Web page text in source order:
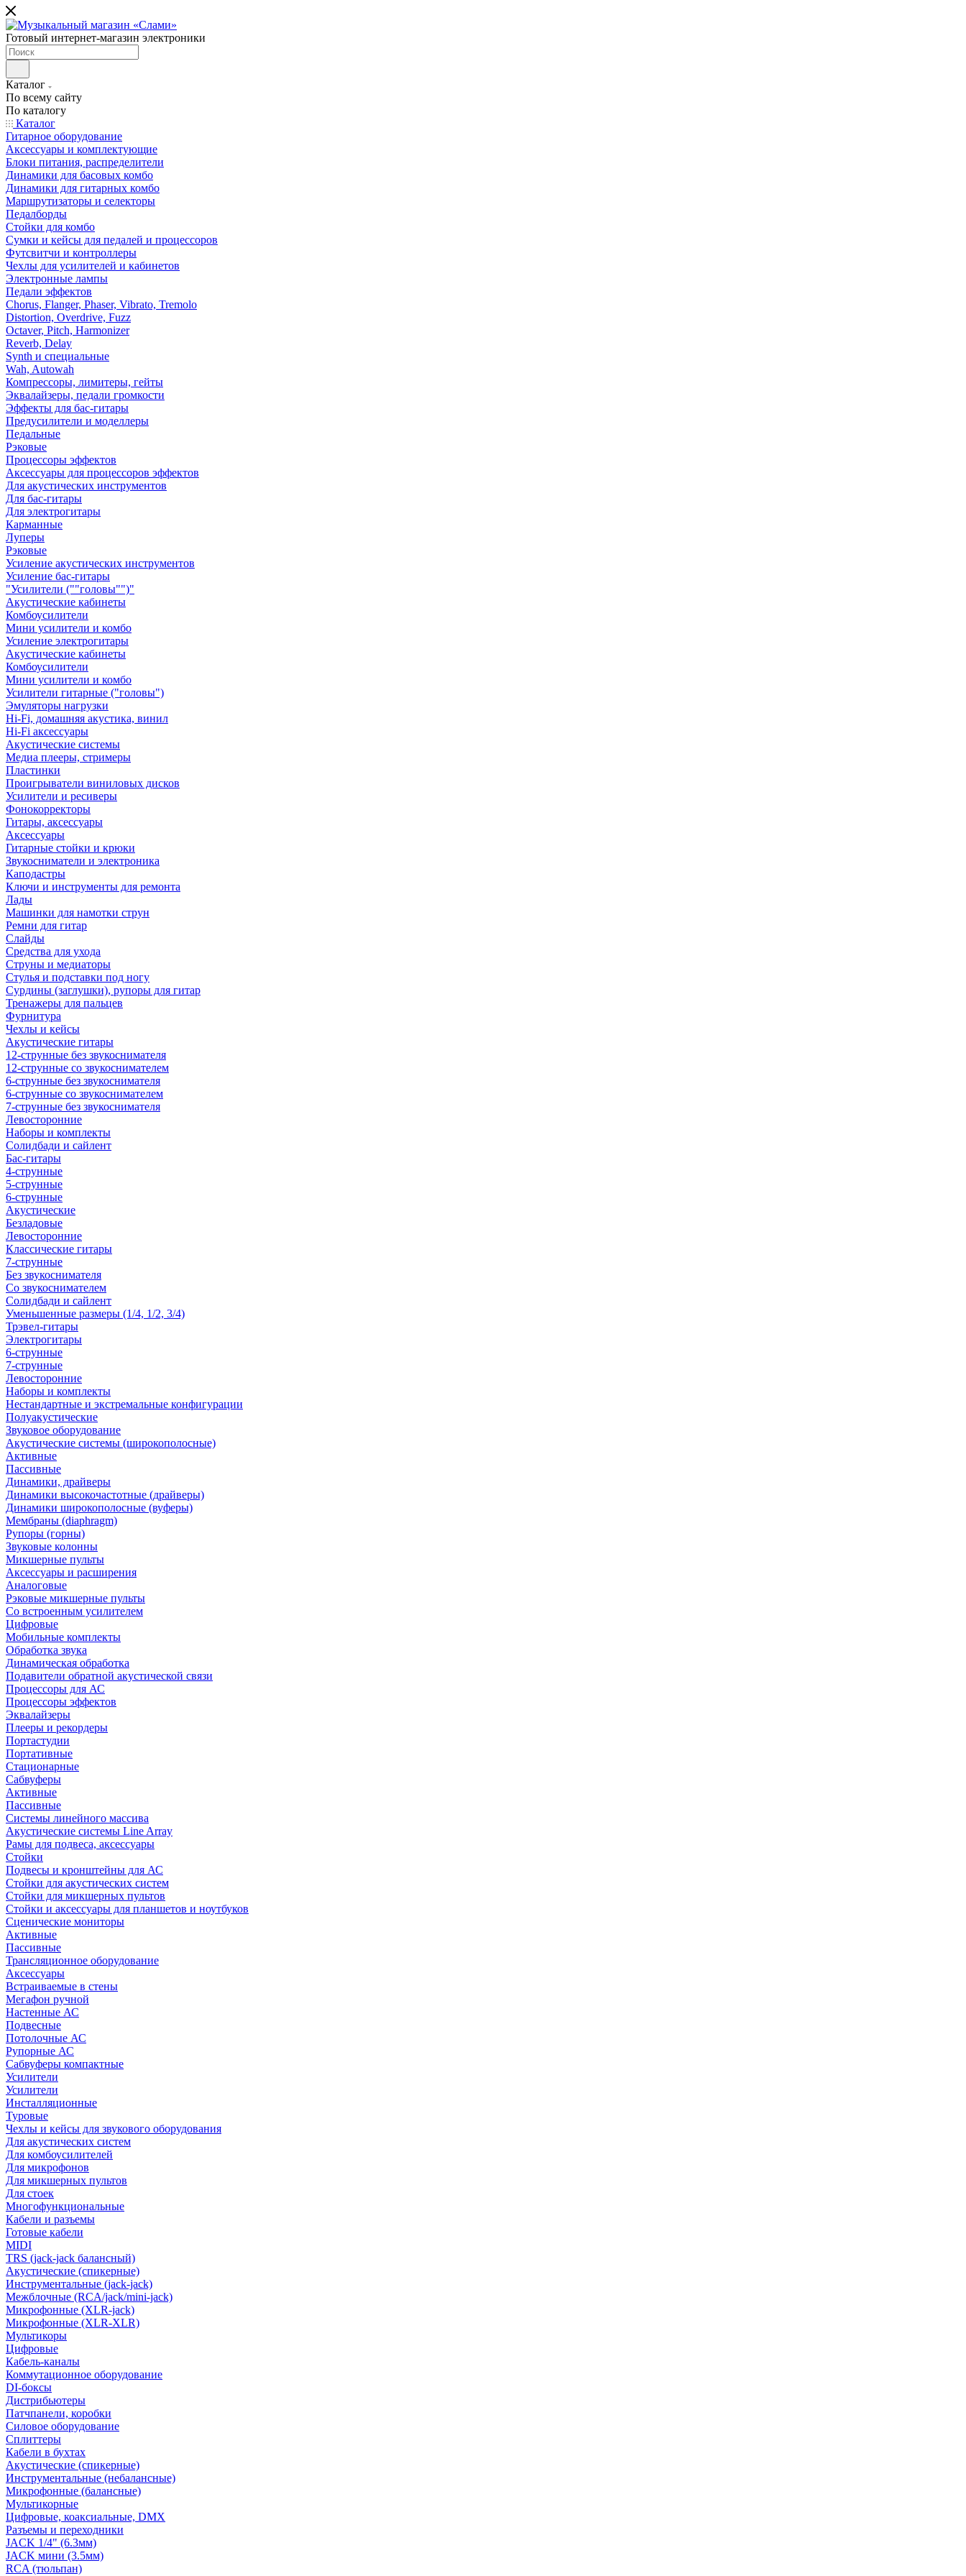
Готовый интернет-магазин электроники
Каталог
По всему сайту
По каталогу
Каталог
Гитарное оборудование
Аксессуары и комплектующие
Блоки питания, распределители
Динамики для басовых комбо
Динамики для гитарных комбо
Маршрутизаторы и селекторы
Педалборды
Стойки для комбо
Сумки и кейсы для педалей и процессоров
Футсвитчи и контроллеры
Чехлы для усилителей и кабинетов
Электронные лампы
Педали эффектов
Chorus, Flanger, Phaser, Vibrato, Tremolo
Distortion, Overdrive, Fuzz
Octaver, Pitch, Harmonizer
Reverb, Delay
Synth и специальные
Wah, Autowah
Компрессоры, лимитеры, гейты
Эквалайзеры, педали громкости
Эффекты для бас-гитары
Предусилители и моделлеры
Педальные
Рэковые
Процессоры эффектов
Аксессуары для процессоров эффектов
Для акустических инструментов
Для бас-гитары
Для электрогитары
Карманные
Луперы
Рэковые
Усиление акустических инструментов
Усиление бас-гитары
"Усилители (""головы"")"
Акустические кабинеты
Комбоусилители
Мини усилители и комбо
Усиление электрогитары
Акустические кабинеты
Комбоусилители
Мини усилители и комбо
Усилители гитарные ("головы")
Эмуляторы нагрузки
Hi-Fi, домашняя акустика, винил
Hi-Fi аксессуары
Акустические системы
Медиа плееры, стримеры
Пластинки
Проигрыватели виниловых дисков
Усилители и ресиверы
Фонокорректоры
Гитары, аксессуары
Аксессуары
Гитарные стойки и крюки
Звукосниматели и электроника
Каподастры
Ключи и инструменты для ремонта
Лады
Машинки для намотки струн
Ремни для гитар
Слайды
Средства для ухода
Струны и медиаторы
Стулья и подставки под ногу
Сурдины (заглушки), рупоры для гитар
Тренажеры для пальцев
Фурнитура
Чехлы и кейсы
Акустические гитары
12-струнные без звукоснимателя
12-струнные со звукоснимателем
6-струнные без звукоснимателя
6-струнные со звукоснимателем
7-струнные без звукоснимателя
Левосторонние
Наборы и комплекты
Солидбади и сайлент
Бас-гитары
4-струнные
5-струнные
6-струнные
Акустические
Безладовые
Левосторонние
Классические гитары
7-струнные
Без звукоснимателя
Со звукоснимателем
Солидбади и сайлент
Уменьшенные размеры (1/4, 1/2, 3/4)
Трэвел-гитары
Электрогитары
6-струнные
7-струнные
Левосторонние
Наборы и комплекты
Нестандартные и экстремальные конфигурации
Полуакустические
Звуковое оборудование
Акустические системы (широкополосные)
Активные
Пассивные
Динамики, драйверы
Динамики высокочастотные (драйверы)
Динамики широкополосные (вуферы)
Мембраны (diaphragm)
Рупоры (горны)
Звуковые колонны
Микшерные пульты
Аксессуары и расширения
Аналоговые
Рэковые микшерные пульты
Со встроенным усилителем
Цифровые
Мобильные комплекты
Обработка звука
Динамическая обработка
Подавители обратной акустической связи
Процессоры для АС
Процессоры эффектов
Эквалайзеры
Плееры и рекордеры
Портастудии
Портативные
Стационарные
Сабвуферы
Активные
Пассивные
Системы линейного массива
Акустические системы Line Array
Рамы для подвеса, аксессуары
Стойки
Подвесы и кронштейны для АС
Стойки для акустических систем
Стойки для микшерных пультов
Стойки и аксессуары для планшетов и ноутбуков
Сценические мониторы
Активные
Пассивные
Трансляционное оборудование
Аксессуары
Встраиваемые в стены
Мегафон ручной
Настенные АС
Подвесные
Потолочные АС
Рупорные АС
Сабвуферы компактные
Усилители
Усилители
Инсталляционные
Туровые
Чехлы и кейсы для звукового оборудования
Для акустических систем
Для комбоусилителей
Для микрофонов
Для микшерных пультов
Для стоек
Многофункциональные
Кабели и разъемы
Готовые кабели
MIDI
TRS (jack-jack балансный)
Акустические (спикерные)
Инструментальные (jack-jack)
Межблочные (RCA/jack/mini-jack)
Микрофонные (XLR-jack)
Микрофонные (XLR-XLR)
Мультикоры
Цифровые
Кабель-каналы
Коммутационное оборудование
DI-боксы
Дистрибьютеры
Патчпанели, коробки
Силовое оборудование
Сплиттеры
Кабели в бухтах
Акустические (спикерные)
Инструментальные (небалансные)
Микрофонные (балансные)
Мультикорные
Цифровые, коаксиальные, DMX
Разъемы и переходники
JACK 1/4" (6.3мм)
JACK мини (3.5мм)
RCA (тюльпан)